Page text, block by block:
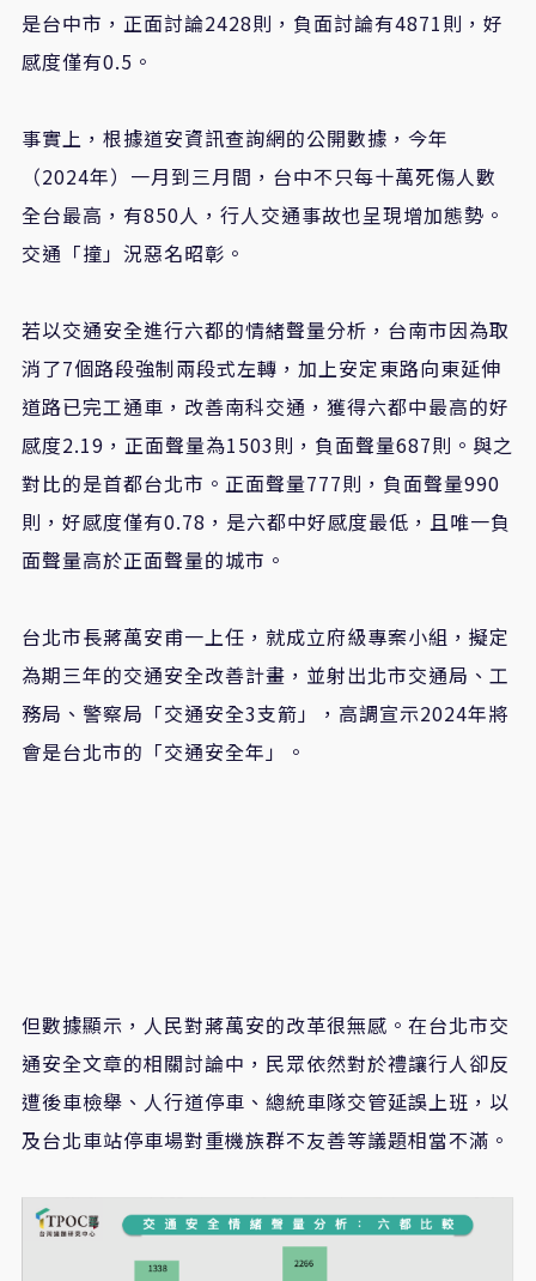
是台中市，正面討論2428則，負面討論有4871則，好
感度僅有0.5。
事實上，根據道安資訊查詢網的公開數據，今年
（2024年）一月到三月間，台中不只每十萬死傷人數
全台最高，有850人，行人交通事故也呈現增加態勢。
交通「撞」況惡名昭彰。
若以交通安全進行六都的情緒聲量分析，台南市因為取
消了7個路段強制兩段式左轉，加上安定東路向東延伸
道路已完工通車，改善南科交通，獲得六都中最高的好
感度2.19，正面聲量為1503則，負面聲量687則。與之
對比的是首都台北市。正面聲量777則，負面聲量990
則，好感度僅有0.78，是六都中好感度最低，且唯一負
面聲量高於正面聲量的城市。
台北市長蔣萬安甫一上任，就成立府級專案小組，擬定
為期三年的交通安全改善計畫，並射出北市交通局、工
務局、警察局「交通安全3支箭」，高調宣示2024年將
會是台北市的「交通安全年」。
但數據顯示，人民對蔣萬安的改革很無感。在台北市交
通安全文章的相關討論中，民眾依然對於禮讓行人卻反
遭後車檢舉、人行道停車、總統車隊交管延誤上班，以
及台北車站停車場對重機族群不友善等議題相當不滿。